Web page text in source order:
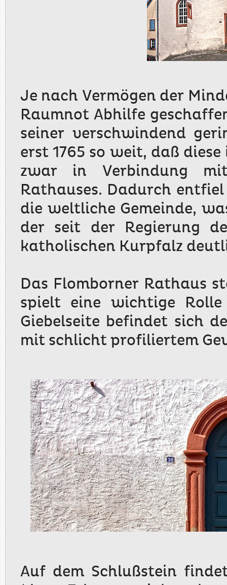
Je nach Vermögen der
Raumnot Abhilfe
seiner verschwindend
erst 1765 so weit, daß
zwar in Verbindung
Rathauses. Dadurch
die weltliche Gemeinde,
der seit der Regierung
katholischen Kurpfalz
Das Flomborner Rathaus
spielt eine wichtige
Giebelseite befindet sich
mit schlicht profiliertem
Auf dem Schlußstein